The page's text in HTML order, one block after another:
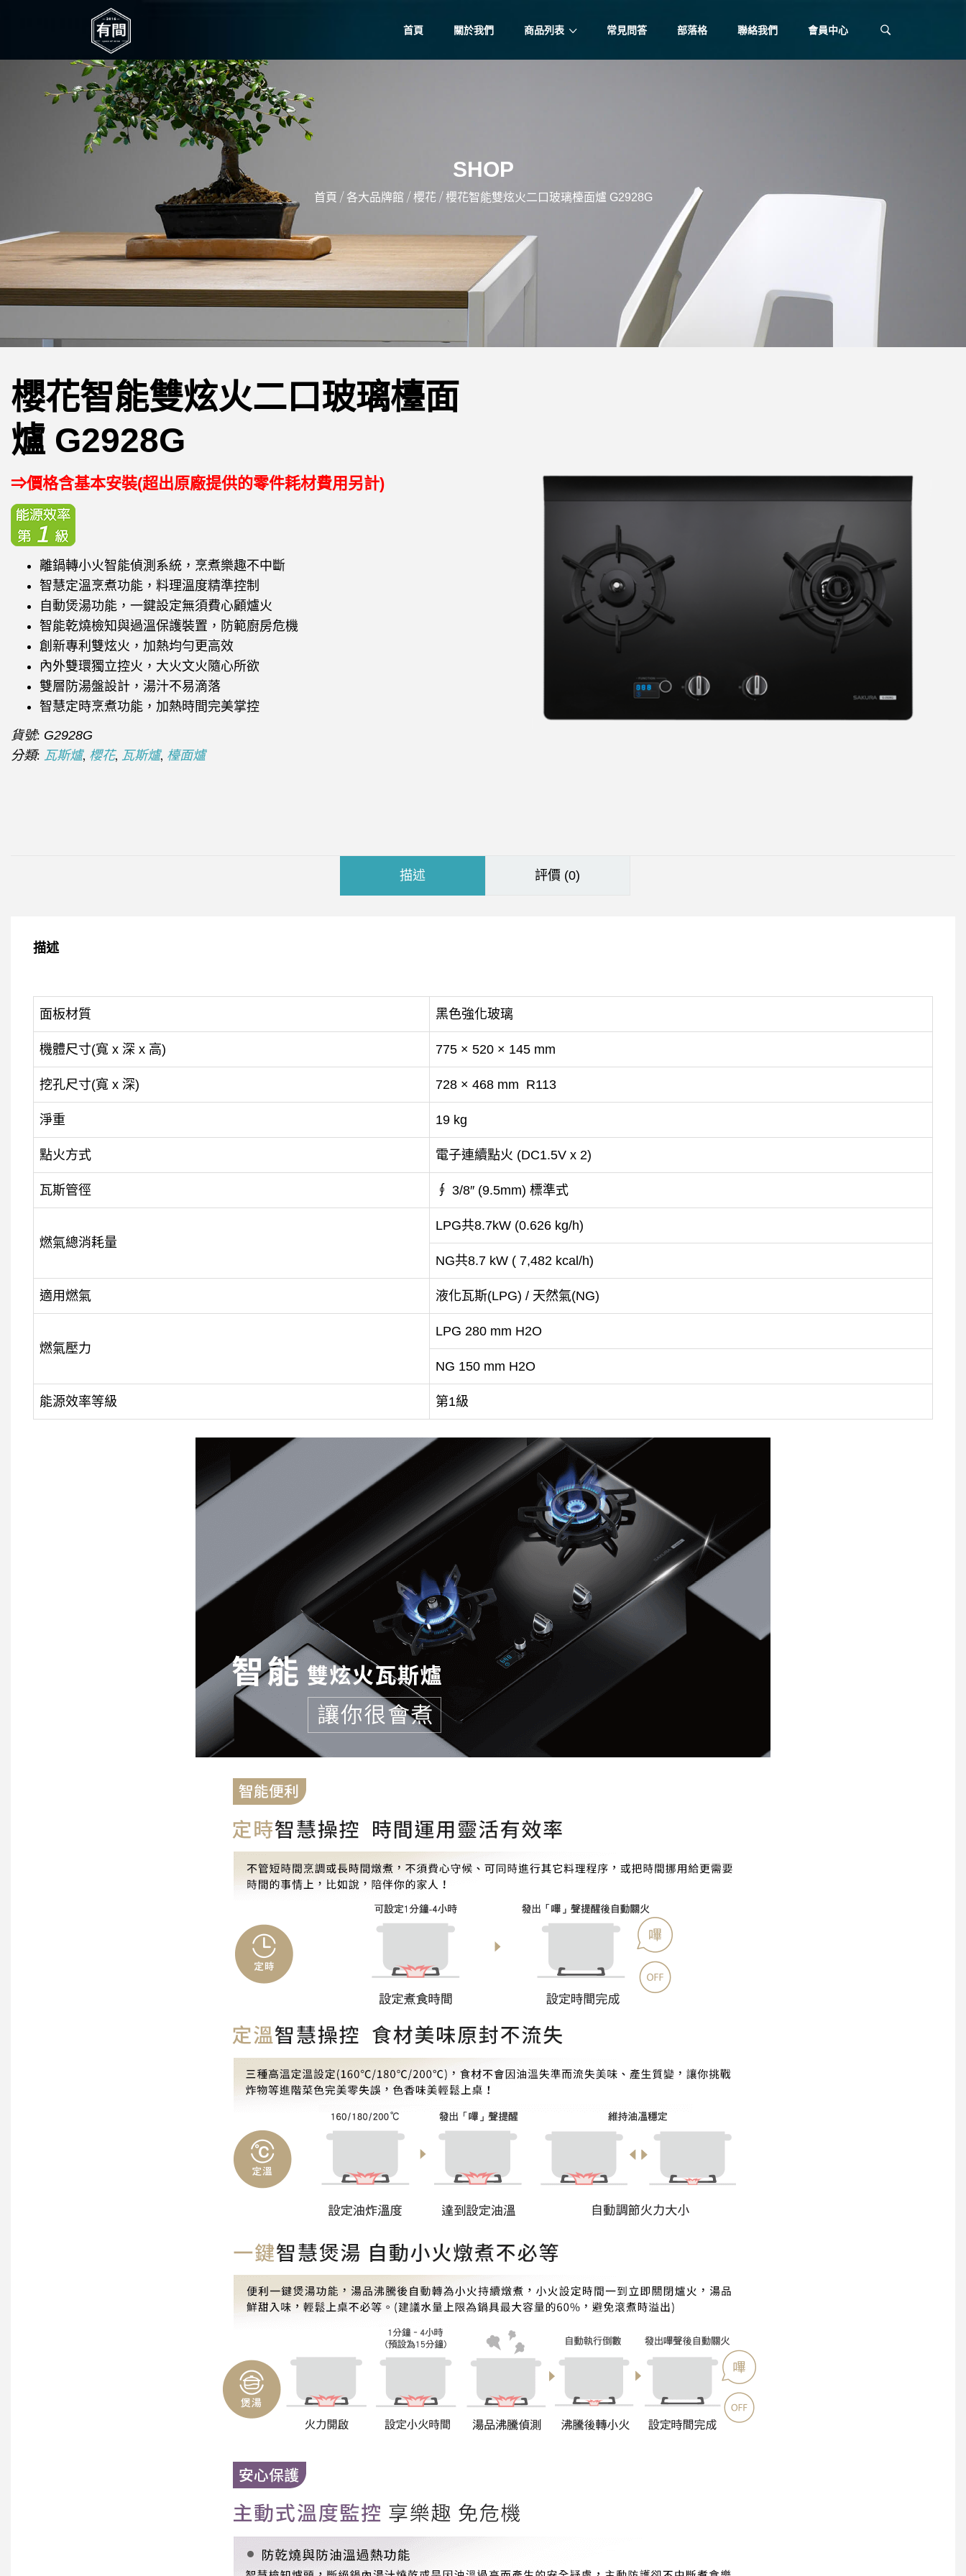
首頁 關於我們 商品列表 常見問答 部落格 聯絡我們 會員中心
SHOP
首頁 / 各大品牌館 / 櫻花/ 櫻花智能雙炫火二口玻璃檯面爐 G2928G
櫻花智能雙炫火二口玻璃檯面
爐 G2928G
⇒價格含基本安裝(超出原廠提供的零件耗材費用另計)
離鍋轉小火智能偵測系統，烹煮樂趣不中斷
智慧定溫烹煮功能，料理溫度精準控制
自動煲湯功能，一鍵設定無須費心顧爐火
智能乾燒檢知與過溫保護裝置，防範廚房危機
創新專利雙炫火，加熱均勻更高效
內外雙環獨立控火，大火文火隨心所欲
雙層防湯盤設計，湯汁不易滴落
智慧定時烹煮功能，加熱時間完美掌控
貨號: G2928G
分類: 瓦斯爐, 櫻花, 瓦斯爐, 檯面爐
描述 評價 (0)
描述
面板材質 黑色強化玻璃
機體尺寸(寬 x 深 x 高) 775 × 520 × 145 mm
挖孔尺寸(寬 x 深) 728 × 468 mm R113
淨重 19 kg
點火方式 電子連續點火 (DC1.5V x 2)
瓦斯管徑 ∮ 3/8″ (9.5mm) 標準式
燃氣總消耗量
LPG共8.7kW (0.626 kg/h)
NG共8.7 kW ( 7,482 kcal/h)
適用燃氣 液化瓦斯(LPG) / 天然氣(NG)
燃氣壓力
LPG 280 mm H2O
NG 150 mm H2O
能源效率等級 第1級